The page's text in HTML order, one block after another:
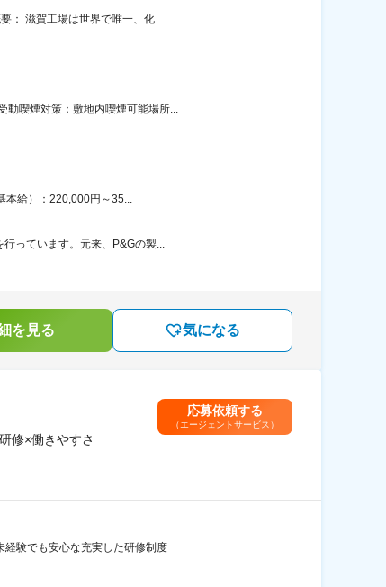
： 滋賀工場は世界で唯一、化
喫煙対策：敷地内喫煙可能場所...
給）：220,000円～35...
っています。元来、P&Gの製...
を見る 気になる
修×働きやすさ
応募依頼する
（エージェントサービス）
験でも安心な充実した研修制度